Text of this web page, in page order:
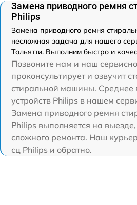
Замена приводного ремня
Philips
Замена приводного ремня
несложная задача для нашего
Тольятти. Выполним быстро и
Позвоните нам и наш
проконсультирует и озвучит
стиральной машины. Среднее
устройств Philips в нашем
Замена приводного ремня
Philips выполняется на
сложного ремонта. Наш
сц Philips и обратно.